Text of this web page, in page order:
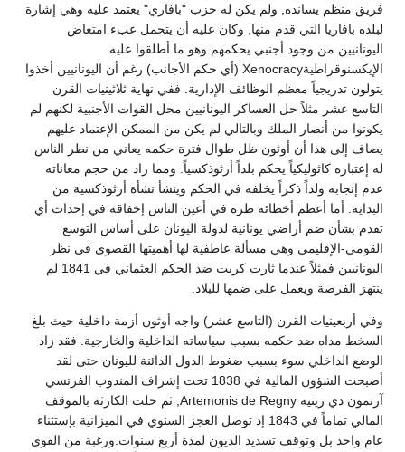
فريق منظم يسانده, ولم يكن له حزب "بافاري" يعتمد عليه وهي إشارة
لبلده بافاريا التي قدم منها, وكان عليه أن يتحمل عبء امتعاض
اليونانيين من وجود أجنبي يحكمهم وهو ما أطلقوا عليه
الإيكسنوقراطيةXenocracy (أي حكم الأجانب) رغم أن اليونانيين أخذوا
يتولون تدريجياً معظم الوظائف الإدارية. ففي نهاية ثلاثينيات القرن
التاسع عشر مثلاً حل العساكر اليونانيين محل القوات الأجنبية لكنهم لم
يكونوا من أنصار الملك وبالتالي لم يكن من الممكن الإعتماد عليهم
يضاف إلى هذا أن أوثون ظل طوال فترة حكمه يعاني من نظر الناس
له إعتباره كاثوليكياً يحكم بلداً أرثوذكسياً. ومما زاد من حجم معاناته
عدم إنجابه ولداً ذكراً يخلفه في الحكم وينشأ نشأة أرثوذكسية من
البداية. أما أعظم أخطائه طرة في أعين الناس إخفاقه في إحداث أي
تقدم بشأن ضم أراضي يونانية لدولة اليونان على أساس التوسع
القومي-الإقليمي وهي مسألة عاطفية لها أهميتها القصوى في نظر
اليونانيين فمثلاً عندما ثارت كريت ضد الحكم العثماني في 1841 لم
ينتهز الفرصة ويعمل على ضمها للبلاد.
وفي أربعينيات القرن (التاسع عشر) واجه أوثون أزمة داخلية حيث بلغ
السخط مداه ضد حكمه بسبب سياساته الداخلية والخارجية. فقد زاد
الوضع الداخلي سوء بسبب ضغوط الدول الدائنة لليونان حتى لقد
أصبحت الشؤون المالية في 1838 تحت إشراف المندوب الفرنسي
آرتمون دي رينيه Artemonis de Regny, ثم حلت الكارثة بالموقف
المالي تماماً في 1843 إذ توصل العجز السنوي في الميزانية بإستثناء
عام واحد بل وتوقف تسديد الديون لمدة أربع سنوات.ورغبة من القوى